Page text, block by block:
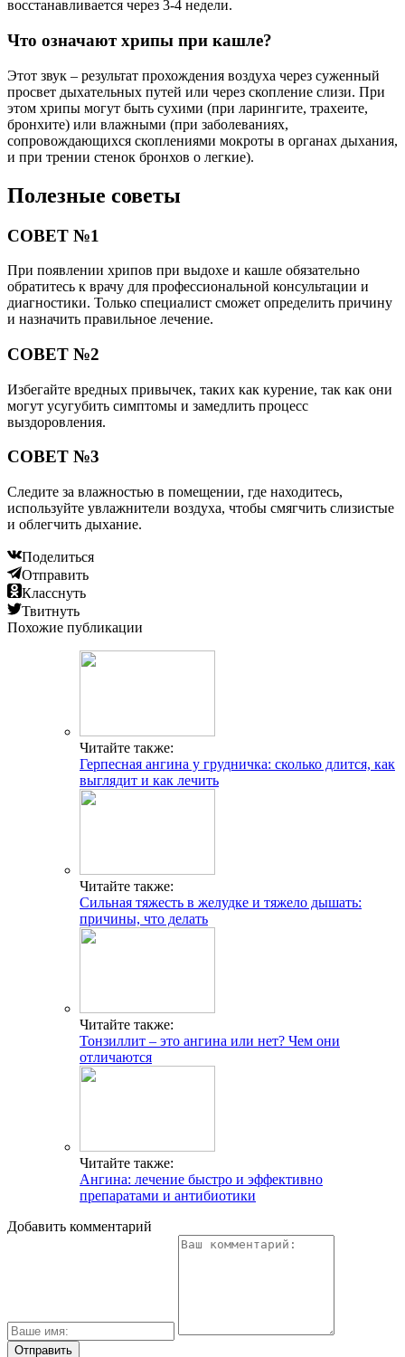
восстанавливается через 3-4 недели.
Что означают хрипы при кашле?
Этот звук – результат прохождения воздуха через суженный
просвет дыхательных путей или через скопление слизи. При
этом хрипы могут быть сухими (при ларингите, трахеите,
бронхите) или влажными (при заболеваниях,
сопровождающихся скоплениями мокроты в органах дыхания,
и при трении стенок бронхов о легкие).
Полезные советы
СОВЕТ №1
При появлении хрипов при выдохе и кашле обязательно
обратитесь к врачу для профессиональной консультации и
диагностики. Только специалист сможет определить причину
и назначить правильное лечение.
СОВЕТ №2
Избегайте вредных привычек, таких как курение, так как они
могут усугубить симптомы и замедлить процесс
выздоровления.
СОВЕТ №3
Следите за влажностью в помещении, где находитесь,
используйте увлажнители воздуха, чтобы смягчить слизистые
и облегчить дыхание.
Поделиться
Отправить
Класснуть
Твитнуть
Похожие публикации
Читайте также:
Герпесная ангина у грудничка: сколько длится, как
выглядит и как лечить
Читайте также:
Сильная тяжесть в желудке и тяжело дышать:
причины, что делать
Читайте также:
Тонзиллит – это ангина или нет? Чем они
отличаются
Читайте также:
Ангина: лечение быстро и эффективно
препаратами и антибиотики
Добавить комментарий